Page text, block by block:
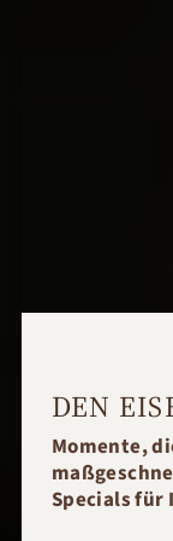
DEN
Momente,
Specials für